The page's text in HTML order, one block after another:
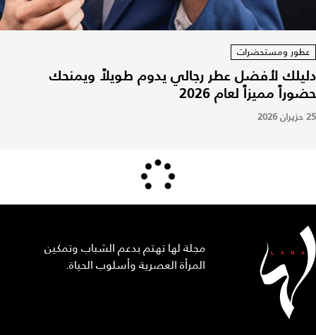
عطور ومستحضرات
دليلك لأفضل عطر رجالي يدوم طويلاً ويمنحك
حضوراً مميزاً لعام 2026
25 حزيران 2026
مجلة لها تهتم بدعم الشباب وتمكين
المرأة العصرية وأسلوب الحياة.